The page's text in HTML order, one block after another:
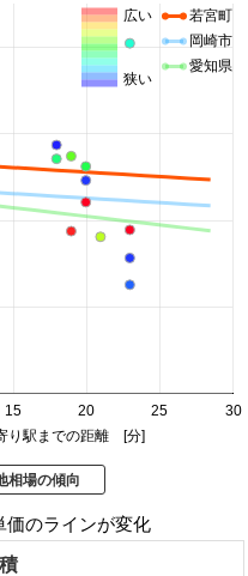
15 20 25 30
り駅までの距離 [分]
若宮町
岡崎市
愛知県
広い
狭い
相場の傾向
価のラインが変化